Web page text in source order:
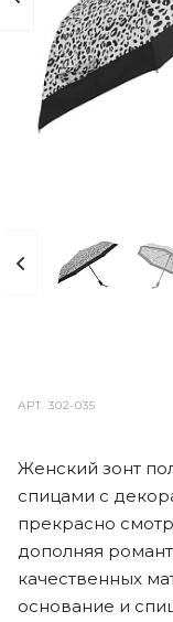
АРТ.302-035
Женский зонт
спицами с
прекрасно
дополняя
качественных
основание и